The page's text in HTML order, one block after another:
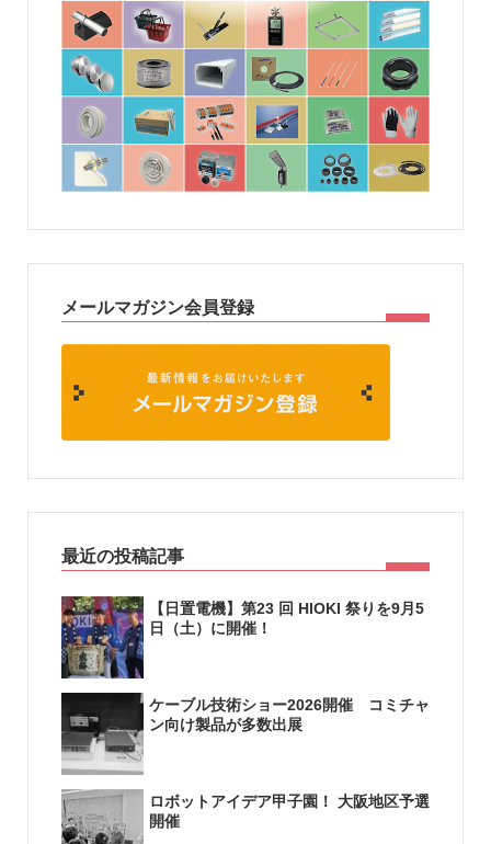
メールマガジン会員登録
最近の投稿記事
【日置電機】第23 回 HIOKI 祭りを9月5
日（土）に開催！
ケーブル技術ショー2026開催 コミチャ
ン向け製品が多数出展
ロボットアイデア甲子園！ 大阪地区予選
開催